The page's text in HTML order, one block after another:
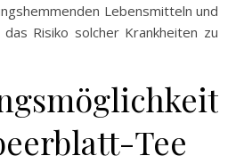
Lebensmitteln und
Risiko solcher Krankheiten zu
Tee